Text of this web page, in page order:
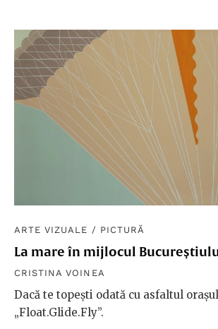
ARTE VIZUALE / PICTURĂ
La mare în mijlocul
CRISTINA VOINEA
Dacă te topești odată cu asfaltul
„Float.Glide.Fly”.